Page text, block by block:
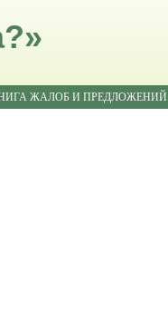
ЖАЛОБ И ПРЕДЛОЖЕНИЙ